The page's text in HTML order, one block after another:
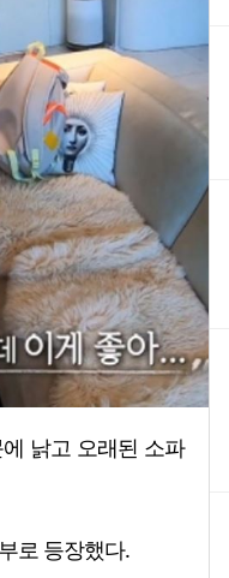
낡고 오래된 소파
로 등장했다.